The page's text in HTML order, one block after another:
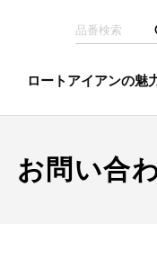
ロートアイアンの魅
お問い合